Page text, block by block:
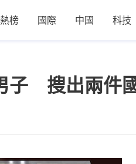
熱榜 國際 中國 科技
子 搜出兩件